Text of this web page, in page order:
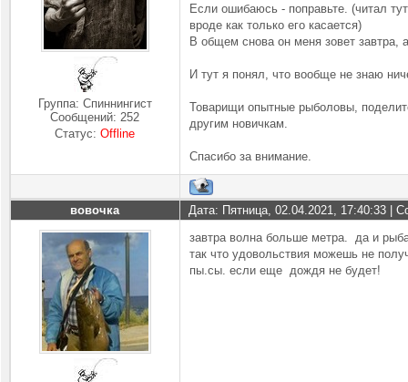
Группа: Спиннингист
Сообщений:252
Статус:Offline
Если ошибаюсь - поправьте. (читал
вроде как только его касается)
В общем снова он меня зовет завтра,
И тут я понял, что вообще не знаю
Товарищи опытные рыболовы,
другим новичкам.
Спасибо за внимание.
вовочка Дата: Пятница, 02.04.2021, 17:40:33 |
завтра волна больше метра. да и
так что удовольствия можешь не
пы.сы. если еще дождя не будет!